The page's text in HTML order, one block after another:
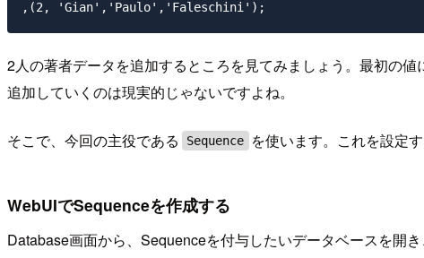
2人の著者データを追加するところを見てみましょう。最初の
追加していくのは現実的じゃないですよね。
そこで、今回の主役である Sequence を使います。これを設定
WebUIでSequenceを作成する
Database画面から、Sequenceを付与したいデータベースを開